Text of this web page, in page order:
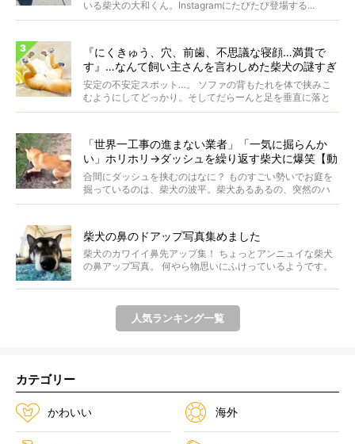
いる柴犬の大和くん。Instagramにたびたび登場する...
『にくきゅう、穴、前歯、不思議な寝顔…満貫で
す』…なんて飼い主さんを言わしめた柴犬の謎すぎ
る寝相がコチラです。
安定の不安定スポット…。 ソファの背もたれを体で挟みこ
むようにしてどっかり。そしてだらーんと足を垂直に落と
して...
「世界一工事の進まない業者」「一気に掘らんか
い」ホリホリ→ダッシュを繰り返す柴犬に爆笑【動
画】
合間にダッシュを挟むのはなに？ ものすごい勢いでお庭を
掘っているのは、柴犬の波平。柴犬あるあるの、突然のハ
イテ...
柴犬の鼻のドアップ写真集めました
柴犬のカワイイ鼻先アップ集！ ちょっとアンニュイな柴犬
の鼻アップ写真。 何やら物思いにふけっているようです。
人気ランキング一覧
カテゴリー
かわいい 海外